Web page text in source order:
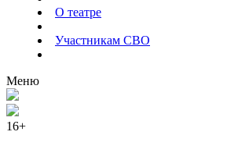
О театре
Участникам СВО
Меню
16+